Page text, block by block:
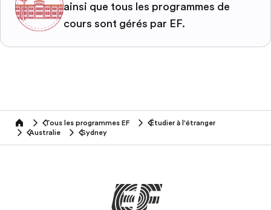
ainsi que tous les programmes de
cours sont gérés par EF.
home Tous les programmes EF
Étudier à l'étranger
Australie
Sydney